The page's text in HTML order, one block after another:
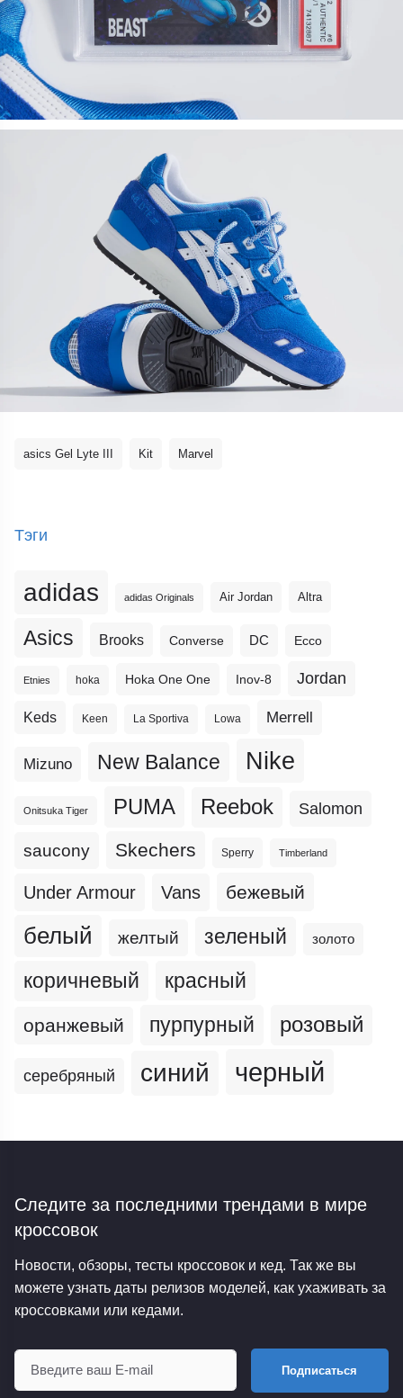
asics Gel Lyte III Kit Marvel
Тэги
adidas adidas Originals Air Jordan Altra
Asics Brooks Converse DC Ecco
Etnies hoka Hoka One One Inov-8 Jordan
Keds Keen La Sportiva Lowa Merrell
Mizuno New Balance Nike
Onitsuka Tiger PUMA Reebok Salomon
saucony Skechers Sperry Timberland
Under Armour Vans бежевый
белый желтый зеленый золото
коричневый красный
оранжевый пурпурный розовый
серебряный синий черный
Следите за последними трендами в мире
кроссовок
Новости, обзоры, тесты кроссовок и кед. Так же вы
можете узнать даты релизов моделей, как ухаживать за
кроссовками или кедами.
Подписаться